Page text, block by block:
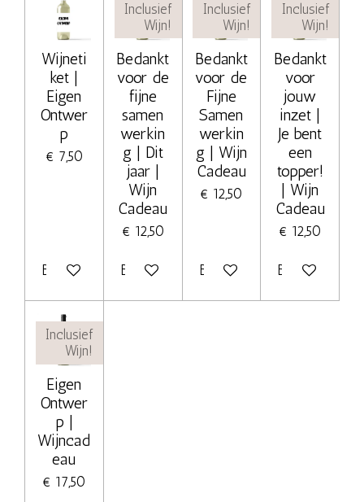
Wijneti
ket |
Eigen
Ontwer
p
€ 7,50
Bekijk details
Inclusief
Wijn!
Bedankt
voor de
fijne
samen
werkin
g | Dit
jaar |
Wijn
Cadeau
€ 12,50
Bekijk details
Inclusief
Wijn!
Bedankt
voor de
Fijne
Samen
werkin
g | Wijn
Cadeau
€ 12,50
Bekijk details
Inclusief
Wijn!
Bedankt
voor
jouw
inzet |
Je bent
een
topper!
| Wijn
Cadeau
€ 12,50
Bekijk details
Inclusief
Wijn!
Eigen
Ontwer
p |
Wijncad
eau
€ 17,50